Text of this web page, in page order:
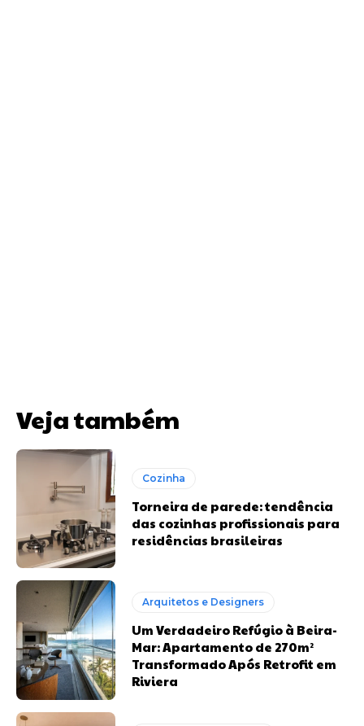
Veja também
Cozinha
Torneira de parede: tendência
das cozinhas profissionais para
residências brasileiras
Arquitetos e Designers
Um Verdadeiro Refúgio à Beira-
Mar: Apartamento de 270m²
Transformado Após Retrofit em
Riviera